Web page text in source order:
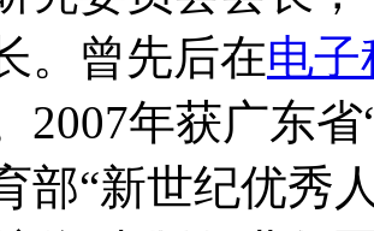
。曾先后在电子
2007年获广东
部“新世纪优秀